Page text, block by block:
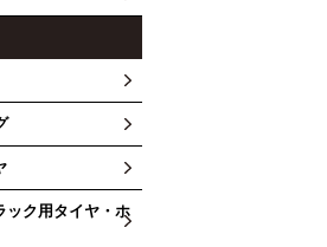
ック用タイヤ・ホ